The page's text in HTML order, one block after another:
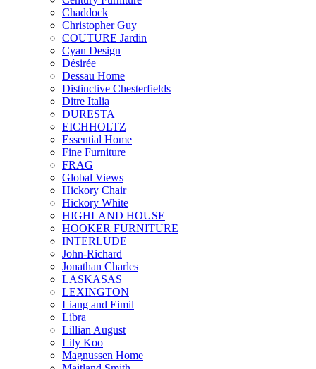
Chaddock
Christopher Guy
COUTURE Jardin
Cyan Design
Désirée
Dessau Home
Distinctive Chesterfields
Ditre Italia
DURESTA
EICHHOLTZ
Essential Home
Fine Furniture
FRAG
Global Views
Hickory Chair
Hickory White
HIGHLAND HOUSE
HOOKER FURNITURE
INTERLUDE
John-Richard
Jonathan Charles
LASKASAS
LEXINGTON
Liang and Eimil
Libra
Lillian August
Lily Koo
Magnussen Home